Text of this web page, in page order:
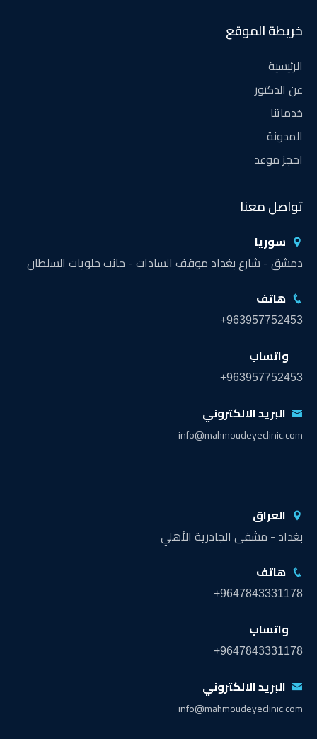
خريطة الموقع
الرئيسية
عن الدكتور
خدماتنا
المدونة
احجز موعد
تواصل معنا
سوريا
دمشق - شارع بغداد موقف السادات - جانب حلويات السلطان
هاتف
+963957752453
واتساب
+963957752453
البريد الالكتروني
info@mahmoudeyeclinic.com
العراق
بغداد - مشفى الجادرية الأهلي
هاتف
+9647843331178
واتساب
+9647843331178
البريد الالكتروني
info@mahmoudeyeclinic.com